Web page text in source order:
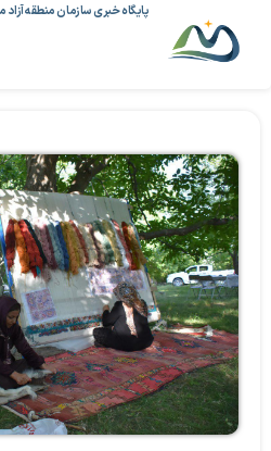
پایگاه خبری سازمان منطقه آزاد